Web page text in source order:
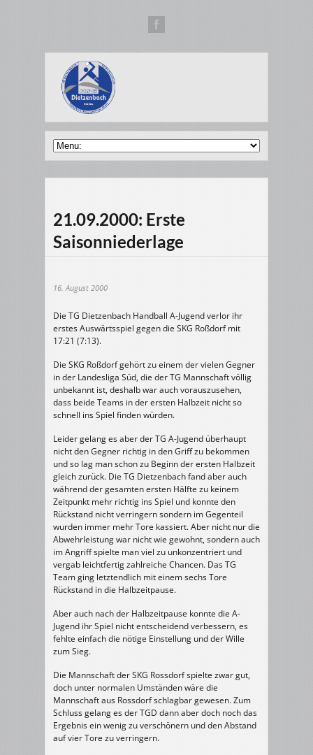
21.09.2000: Erste
Saisonniederlage
16. August 2000
Die TG Dietzenbach Handball A-Jugend verlor ihr
erstes Auswärtsspiel gegen die SKG Roßdorf mit
17:21 (7:13).
Die SKG Roßdorf gehört zu einem der vielen Gegner
in der Landesliga Süd, die der TG Mannschaft völlig
unbekannt ist, deshalb war auch vorauszusehen,
dass beide Teams in der ersten Halbzeit nicht so
schnell ins Spiel finden würden.
Leider gelang es aber der TG A-Jugend überhaupt
nicht den Gegner richtig in den Griff zu bekommen
und so lag man schon zu Beginn der ersten Halbzeit
gleich zurück. Die TG Dietzenbach fand aber auch
während der gesamten ersten Hälfte zu keinem
Zeitpunkt mehr richtig ins Spiel und konnte den
Rückstand nicht verringern sondern im Gegenteil
wurden immer mehr Tore kassiert. Aber nicht nur die
Abwehrleistung war nicht wie gewohnt, sondern auch
im Angriff spielte man viel zu unkonzentriert und
vergab leichtfertig zahlreiche Chancen. Das TG
Team ging letztendlich mit einem sechs Tore
Rückstand in die Halbzeitpause.
Aber auch nach der Halbzeitpause konnte die A-
Jugend ihr Spiel nicht entscheidend verbessern, es
fehlte einfach die nötige Einstellung und der Wille
zum Sieg.
Die Mannschaft der SKG Rossdorf spielte zwar gut,
doch unter normalen Umständen wäre die
Mannschaft aus Rossdorf schlagbar gewesen. Zum
Schluss gelang es der TGD dann aber doch noch das
Ergebnis ein wenig zu verschönern und den Abstand
auf vier Tore zu verringern.